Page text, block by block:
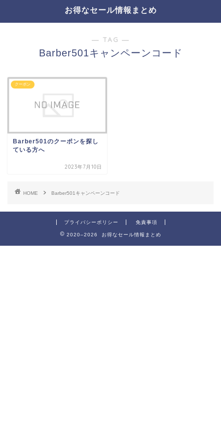
お得なセール情報まとめ
― TAG ―
Barber501キャンペーンコード
クーポン
Barber501のクーポンを探し
ている方へ
2023年7月10日
HOME Barber501キャンペーンコード
プライバシーポリシー 免責事項
2020–2026 お得なセール情報まとめ